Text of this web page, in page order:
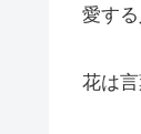
愛す
花は